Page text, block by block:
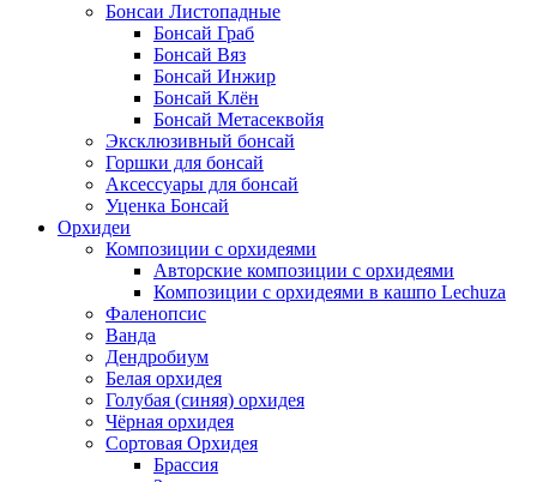
Бонсаи Листопадные
Бонсай Граб
Бонсай Вяз
Бонсай Инжир
Бонсай Клён
Бонсай Метасеквойя
Эксклюзивный бонсай
Горшки для бонсай
Аксессуары для бонсай
Уценка Бонсай
Орхидеи
Композиции с орхидеями
Авторские композиции с орхидеями
Композиции с орхидеями в кашпо Lechuza
Фаленопсис
Ванда
Дендробиум
Белая орхидея
Голубая (синяя) орхидея
Чёрная орхидея
Сортовая Орхидея
Брассия